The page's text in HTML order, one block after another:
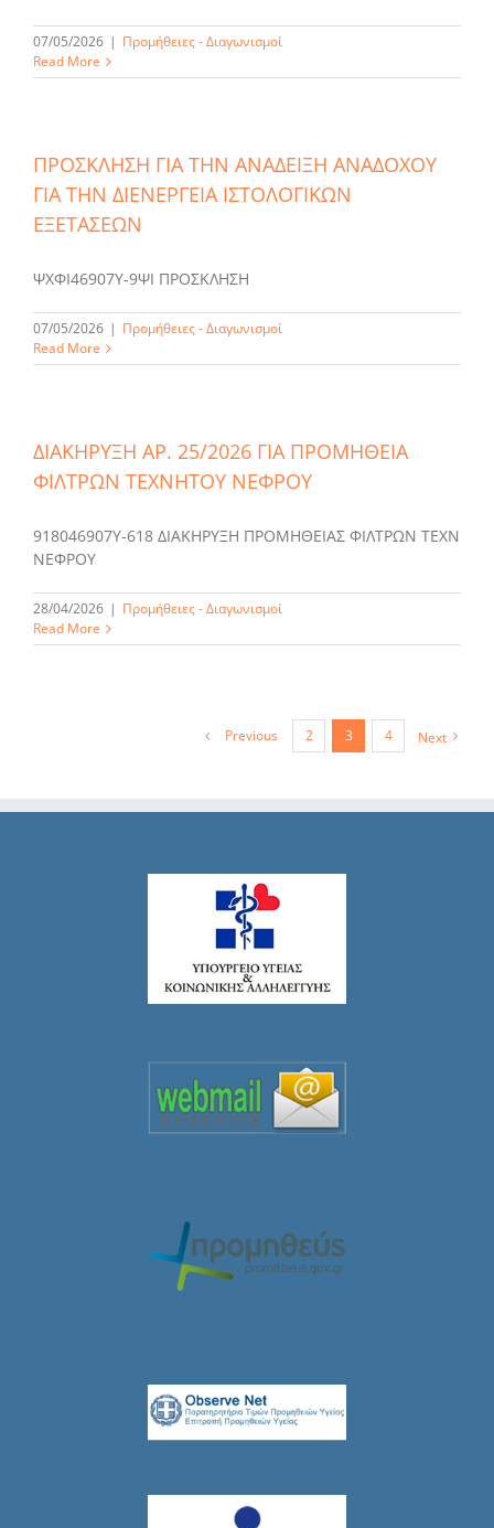
07/05/2026 | Προμήθειες - Διαγωνισμοί
Read More
ΠΡΟΣΚΛΗΣΗ ΓΙΑ ΤΗΝ ΑΝΑΔΕΙΞΗ ΑΝΑΔΟΧΟΥ
ΓΙΑ ΤΗΝ ΔΙΕΝΕΡΓΕΙΑ ΙΣΤΟΛΟΓΙΚΩΝ
ΕΞΕΤΑΣΕΩΝ
ΨΧΦΙ46907Υ-9ΨΙ ΠΡΟΣΚΛΗΣΗ
07/05/2026 | Προμήθειες - Διαγωνισμοί
Read More
ΔΙΑΚΗΡΥΞΗ ΑΡ. 25/2026 ΓΙΑ ΠΡΟΜΗΘΕΙΑ
ΦΙΛΤΡΩΝ ΤΕΧΝΗΤΟΥ ΝΕΦΡΟΥ
918046907Υ-618 ΔΙΑΚΗΡΥΞΗ ΠΡΟΜΗΘΕΙΑΣ ΦΙΛΤΡΩΝ ΤΕΧΝ
ΝΕΦΡΟΥ
28/04/2026 | Προμήθειες - Διαγωνισμοί
Read More
Previous 2 3 4 Next